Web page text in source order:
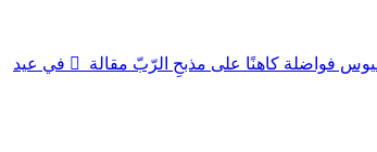
فواضلة كاهنًا على مذبحِ الرّبّ مقالة
في عيد